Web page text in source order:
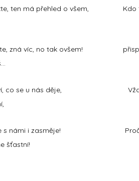
čte, ten má přehled o všem,
čte, zná víc, no tak
ví, co se u nás děje, Vždyť
se s námi i zasměje!
šťastní!